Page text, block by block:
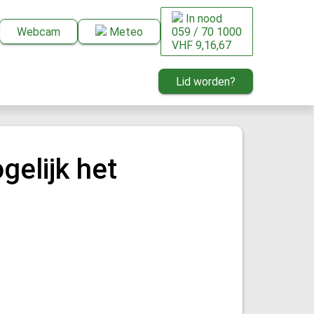
Webcam Meteo
In nood
059 / 70 1000
VHF 9,16,67
Lid worden?
het